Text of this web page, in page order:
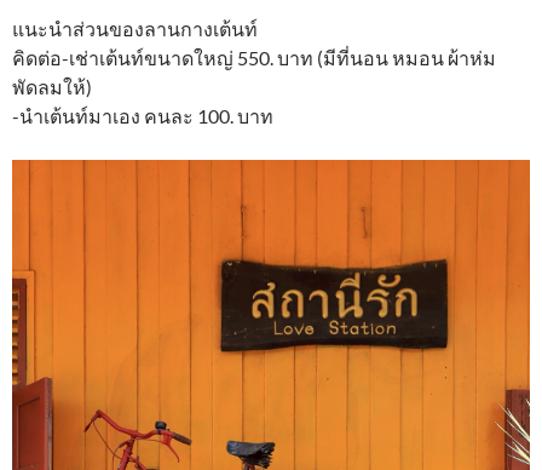
แนะนำส่วนของลานกางเต้นท์
คิดต่อ-เช่าเต้นท์ขนาดใหญ่ 550. บาท (มีที่นอน หมอน ผ้าห่ม
พัดลมให้)
-นำเต้นท์มาเอง คนละ 100. บาท